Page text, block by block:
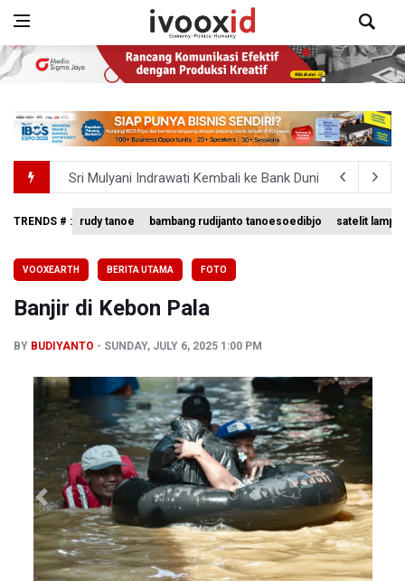
Sri Mulyani Indrawati Kembali ke Bank Dunia
Persebaya Juara Piala Presiden 2026, Menang Adu
Kuasa Hukum Klaim 995 Airsoft Gun di Sekolah Swasta
Menperin Sebut Insentif Kendaraan Listrik untuk Produk
TRENDS # : rudy tanoe bambang rudijanto tanoesoedibjo satelit
VOOXEARTH BERITA UTAMA FOTO
Banjir di Kebon Pala
BY BUDIYANTO SUNDAY, JULY 6, 2025 1:00 PM
Previous Next